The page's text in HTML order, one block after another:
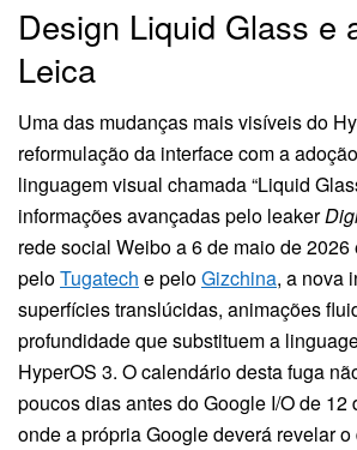
Design Liquid Glass e
Leica
Uma das mudanças mais visíveis do
reformulação da interface com a
linguagem visual chamada “Liquid
informações avançadas pelo leaker
rede social Weibo a 6 de maio de 2026
peloTugatech e peloGizchina, a nova
superfícies translúcidas, animações
profundidade que substituem a
HyperOS 3. O calendário desta fuga
poucos dias antes do Google I/O de 12
onde a própria Google deverá revelar